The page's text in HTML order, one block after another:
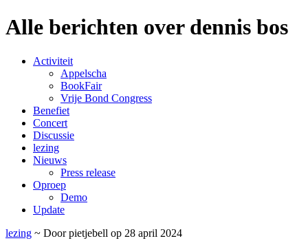
Alle berichten over dennis bos
Activiteit
Appelscha
BookFair
Vrije Bond Congress
Benefiet
Concert
Discussie
lezing
Nieuws
Press release
Oproep
Demo
Update
lezing ~ Door pietjebell op 28 april 2024